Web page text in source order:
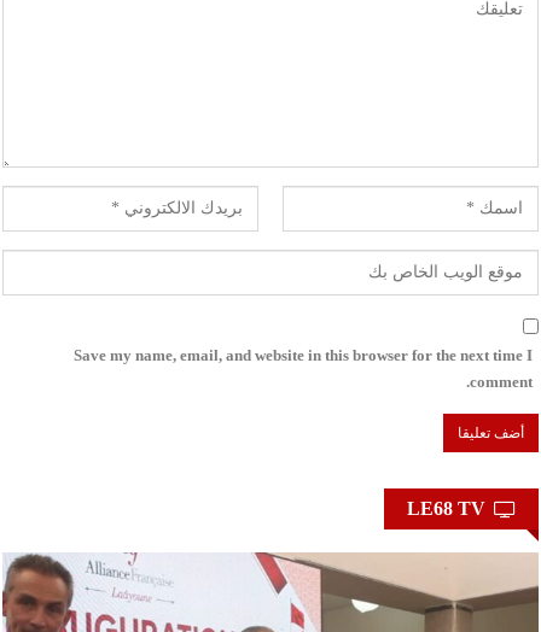
Save my name, email, and website in this browser for the next time I
comment.